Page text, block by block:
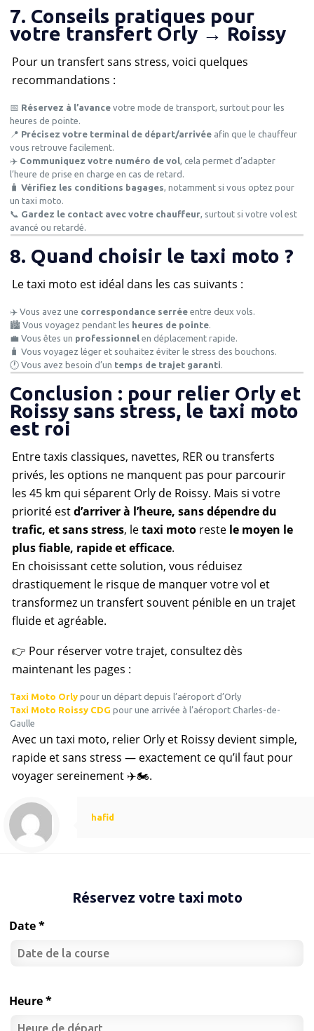
7. Conseils pratiques pour
votre transfert Orly → Roissy
Pour un transfert sans stress, voici quelques
recommandations :
📅 Réservez à l’avance votre mode de transport, surtout pour les
heures de pointe.
📍 Précisez votre terminal de départ/arrivée afin que le chauffeur
vous retrouve facilement.
✈️ Communiquez votre numéro de vol, cela permet d’adapter
l’heure de prise en charge en cas de retard.
🧳Vérifiez les conditions bagages, notamment si vous optez pour
un taxi moto.
📞 Gardez le contact avec votre chauffeur, surtout si votre vol est
avancé ou retardé.
8. Quand choisir le taxi moto ?
Le taxi moto est idéal dans les cas suivants :
✈️ Vous avez une correspondance serrée entre deux vols.
🏙️ Vous voyagez pendant les heures de pointe.
💼 Vous êtes un professionnel en déplacement rapide.
🧳 Vous voyagez léger et souhaitez éviter le stress des bouchons.
🕐 Vous avez besoin d’un temps de trajet garanti.
Conclusion : pour relier Orly et
Roissy sans stress, le taxi moto
est roi
Entre taxis classiques, navettes, RER ou transferts
privés, les options ne manquent pas pour parcourir
les 45 km qui séparent Orly de Roissy. Mais si votre
priorité estd’arriver à l’heure, sans dépendre du
trafic, et sans stress, letaxi moto reste le moyen le
plus fiable, rapide et efficace.
En choisissant cette solution, vous réduisez
drastiquement le risque de manquer votre vol et
transformez un transfert souvent pénible en un trajet
fluide et agréable.
👉 Pour réserver votre trajet, consultez dès
maintenant les pages :
Taxi Moto Orly pour un départ depuis l’aéroport d’Orly
Taxi Moto Roissy CDG pour une arrivée à l’aéroport Charles-de-
Gaulle
Avec un taxi moto, relier Orly et Roissy devient simple,
rapide et sans stress — exactement ce qu’il faut pour
voyager sereinement ✈️🏍️.
hafid
Réservez votre taxi moto
Date *
Heure *